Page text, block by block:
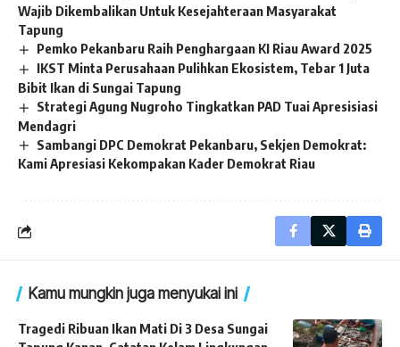
Wajib Dikembalikan Untuk Kesejahteraan Masyarakat
Tapung
Pemko Pekanbaru Raih Penghargaan KI Riau Award 2025
IKST Minta Perusahaan Pulihkan Ekosistem, Tebar 1 Juta
Bibit Ikan di Sungai Tapung
Strategi Agung Nugroho Tingkatkan PAD Tuai Apresisiasi
Mendagri
Sambangi DPC Demokrat Pekanbaru, Sekjen Demokrat:
Kami Apresiasi Kekompakan Kader Demokrat Riau
Kamu mungkin juga menyukai ini
Tragedi Ribuan Ikan Mati Di 3 Desa Sungai